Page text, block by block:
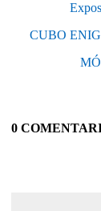
CUBO
0